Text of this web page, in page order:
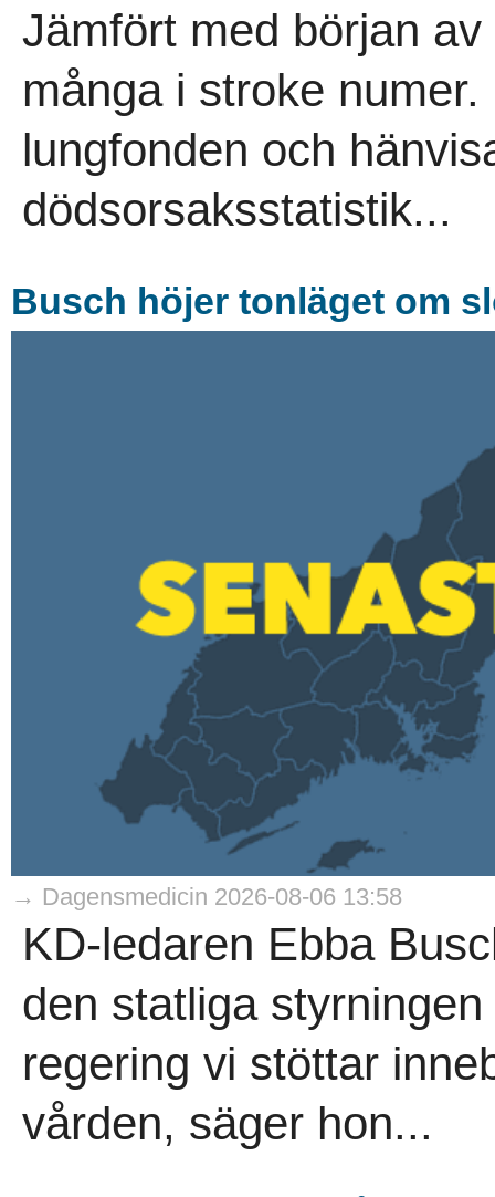
Jämfört med början
många i stroke
lungfonden och
dödsorsaksstatistik...
Busch höjer tonläget om
→ Dagensmedicin 2026-08-06 13:58
KD-ledaren Ebba
den statliga
regering vi stöttar
vården, säger hon...